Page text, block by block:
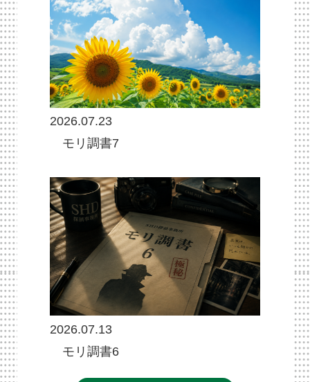
2026.07.23
モリ調書7
2026.07.13
モリ調書6